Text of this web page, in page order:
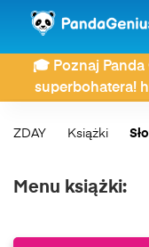
🎓 Poznaj
superbohatera!
ZDAY Książki
Menu książki: